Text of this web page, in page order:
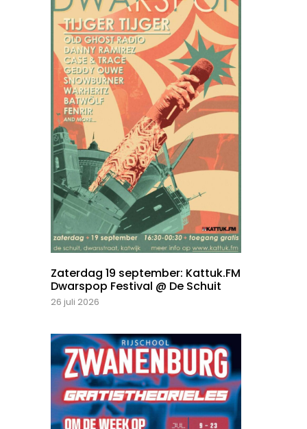
Zaterdag 19 september: Kattuk.FM
Dwarspop Festival @ De Schuit
26 juli 2026